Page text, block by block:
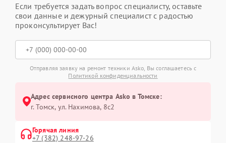
Если требуется задать вопрос специалисту, оставьте
свои данные и дежурный специалист с радостью
проконсультирует Вас!
Отправляя заявку на ремонт техники Asko, Вы соглашаетесь с
Политикой конфиденциальности
Адрес сервисного центра Asko в Томске:
г. Томск, ул. Нахимова, 8с2
Горячая линия
+7 (382) 248-97-26